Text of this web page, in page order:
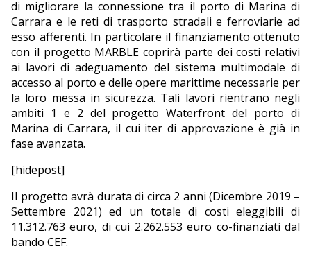
di migliorare la connessione tra il porto di Marina di
Carrara e le reti di trasporto stradali e ferroviarie ad
esso afferenti. In particolare il finanziamento ottenuto
con il progetto MARBLE coprirà parte dei costi relativi
ai lavori di adeguamento del sistema multimodale di
accesso al porto e delle opere marittime necessarie per
la loro messa in sicurezza. Tali lavori rientrano negli
ambiti 1 e 2 del progetto Waterfront del porto di
Marina di Carrara, il cui iter di approvazione è già in
fase avanzata.
[hidepost]
Il progetto avrà durata di circa 2 anni (Dicembre 2019 –
Settembre 2021) ed un totale di costi eleggibili di
11.312.763 euro, di cui 2.262.553 euro co-finanziati dal
bando CEF.